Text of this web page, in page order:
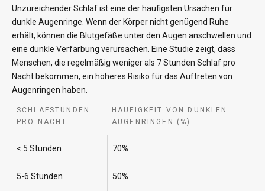
Unzureichender Schlaf ist eine der häufigsten Ursachen für
dunkle Augenringe. Wenn der Körper nicht genügend Ruhe
erhält, können die Blutgefäße unter den Augen anschwellen und
eine dunkle Verfärbung verursachen. Eine Studie zeigt, dass
Menschen, die regelmäßig weniger als 7 Stunden Schlaf pro
Nacht bekommen, ein höheres Risiko für das Auftreten von
Augenringen haben.
SCHLAFSTUNDEN
PRO NACHT
HÄUFIGKEIT VON DUNKLEN
AUGENRINGEN (%)
< 5 Stunden 70%
5-6 Stunden 50%